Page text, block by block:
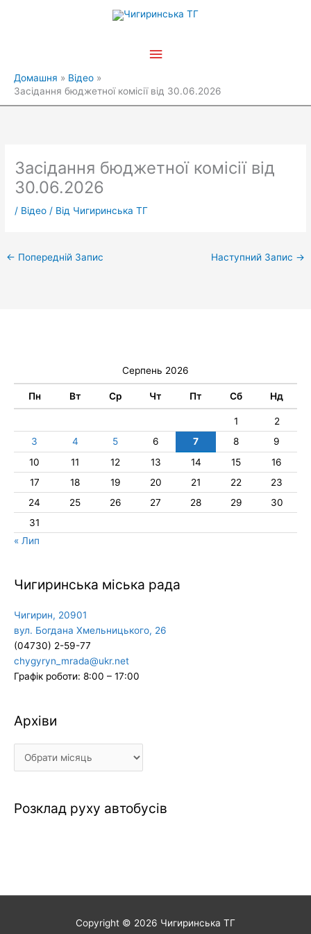
Головне
Домашня
Відео
Засідання бюджетної комісії від 30.06.2026
Засідання бюджетної комісії від
30.06.2026
/ Відео / Від Чигиринська ТГ
← Попередній Запис Наступний Запис →
Серпень 2026
Пн Вт Ср Чт Пт Сб Нд
1
2
3
4 5 6 7 8
9
10
11 12 13 14 15
16
17
18 19 20 21 22
23
24
25 26 27 28 29
30
31
« Лип
Чигиринська міська рада
Чигирин, 20901
вул. Богдана Хмельницького, 26
(04730) 2-59-77
chygyryn_mrada@ukr.net
Графік роботи: 8:00 – 17:00
Архіви
Архіви
Розклад руху автобусів
Copyright © 2026 Чигиринська ТГ